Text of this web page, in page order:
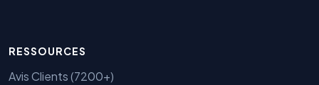
RESSOURCES
Avis Clients (7200+)